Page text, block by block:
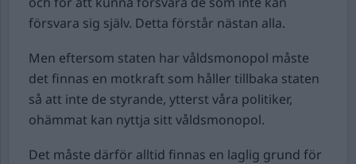
försvara sig själv. Detta förstår nästan alla.
Men eftersom staten har våldsmonopol måste
det finnas en motkraft som håller tillbaka staten
så att inte de styrande, ytterst våra politiker,
ohämmat kan nyttja sitt våldsmonopol.
Det måste därför alltid finnas en laglig grund för